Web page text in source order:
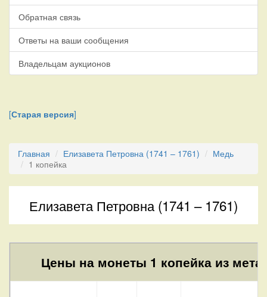
Обратная связь
Ответы на ваши сообщения
Владельцам аукционов
[Старая версия]
Главная Елизавета Петровна (1741 – 1761)
Медь
1 копейка
Елизавета Петровна (1741 – 1761)
Цены на монеты 1 копейка из